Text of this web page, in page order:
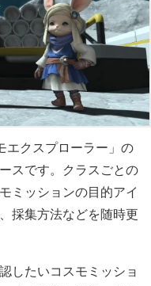
エクスプローラー」の
スです。クラスごとの
ミッションの目的アイ
採集方法などを随時更
したいコスモミッショ